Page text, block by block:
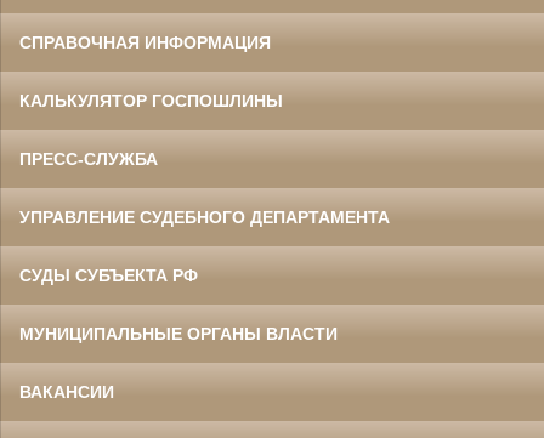
СПРАВОЧНАЯ ИНФОРМАЦИЯ
КАЛЬКУЛЯТОР ГОСПОШЛИНЫ
ПРЕСС-СЛУЖБА
УПРАВЛЕНИЕ СУДЕБНОГО ДЕПАРТАМЕНТА
СУДЫ СУБЪЕКТА РФ
МУНИЦИПАЛЬНЫЕ ОРГАНЫ ВЛАСТИ
ВАКАНСИИ